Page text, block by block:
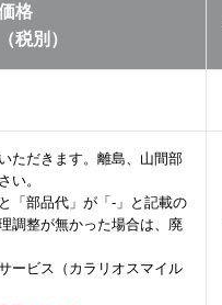
格
（税別）
ただきます。離島、山間部
い。
「部品代」が「-」と記載の
調整が無かった場合は、廃
ービス（カラリオスマイル